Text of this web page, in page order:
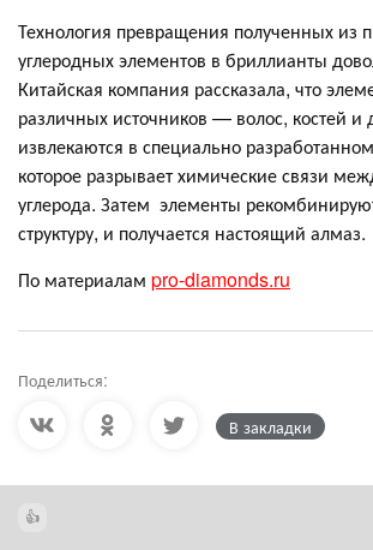
Технология превращения полученных из
углеродных элементов в бриллианты
Китайская компания рассказала, что
различных источников — волос, костей
извлекаются в специально
которое разрывает химические связи
углерода. Затем элементы
структуру, и получается настоящий алмаз.
По материалам pro-diamonds.ru
Поделиться:
В закладки